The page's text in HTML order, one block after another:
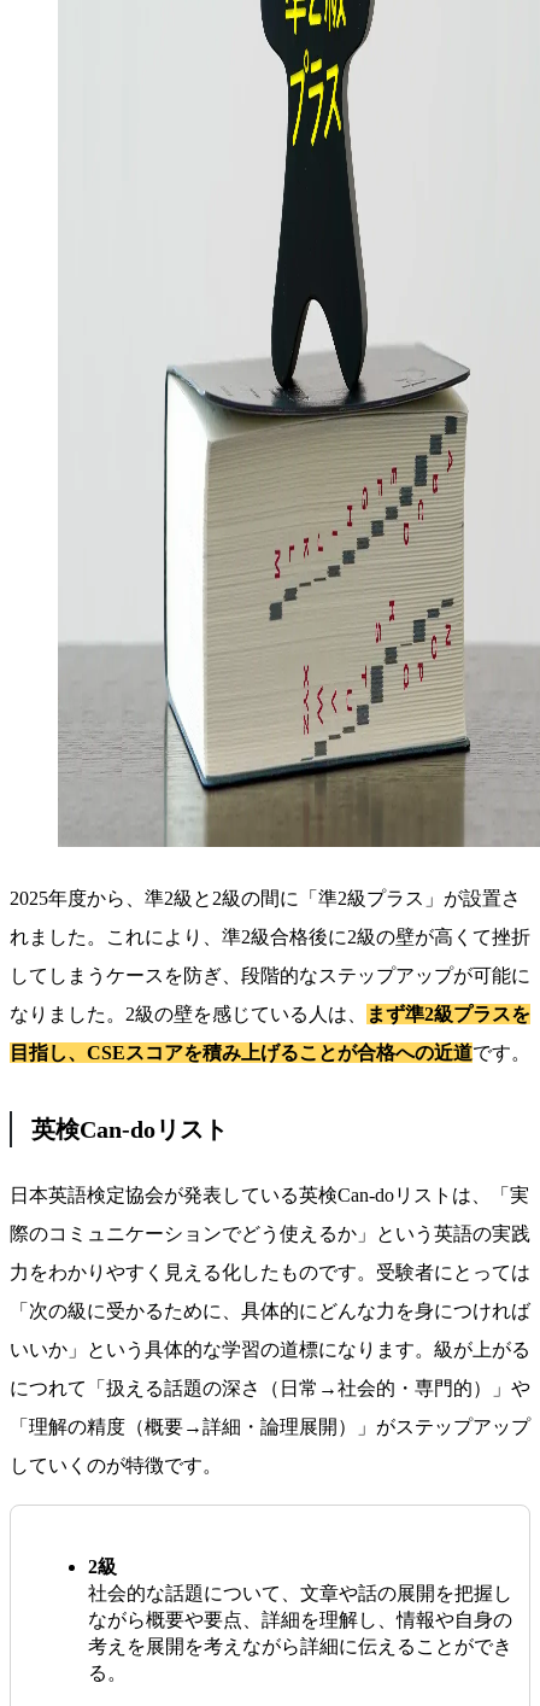
2025年度から、準2級と2級の間に「準2級プラス」が設置さ
れました。これにより、準2級合格後に2級の壁が高くて挫折
してしまうケースを防ぎ、段階的なステップアップが可能に
なりました。2級の壁を感じている人は、
まず準2級プラスを
目指し、CSEスコアを積み上げることが合格への近道です。
英検Can-doリスト
日本英語検定協会が発表している英検Can-doリストは、「実
際のコミュニケーションでどう使えるか」という英語の実践
力をわかりやすく見える化したものです。受験者にとっては
「次の級に受かるために、具体的にどんな力を身につければ
いいか」という具体的な学習の道標になります。級が上がる
につれて「扱える話題の深さ（日常→社会的・専門的）」や
「理解の精度（概要→詳細・論理展開）」がステップアップ
していくのが特徴です。
2級
社会的な話題について、文章や話の展開を把握し
ながら概要や要点、詳細を理解し、情報や自身の
考えを展開を考えながら詳細に伝えることができ
る。